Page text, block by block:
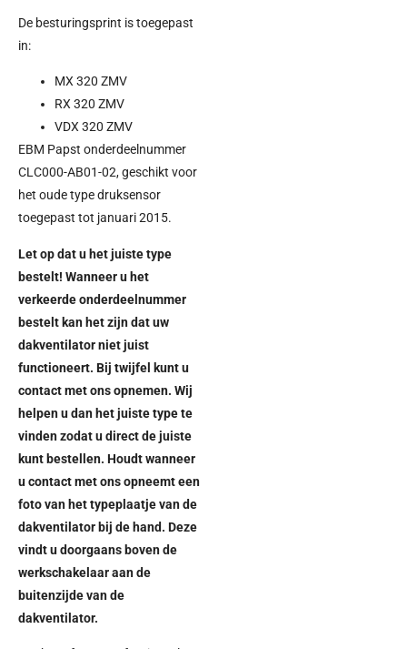
De besturingsprint is toegepast
in:
MX 320 ZMV
RX 320 ZMV
VDX 320 ZMV
EBM Papst onderdeelnummer
CLC000-AB01-02, geschikt voor
het oude type druksensor
toegepast tot januari 2015.
Let op dat u het juiste type
bestelt! Wanneer u het
verkeerde onderdeelnummer
bestelt kan het zijn dat uw
dakventilator niet juist
functioneert. Bij twijfel kunt u
contact met ons opnemen. Wij
helpen u dan het juiste type te
vinden zodat u direct de juiste
kunt bestellen. Houdt wanneer
u contact met ons opneemt een
foto van het typeplaatje van de
dakventilator bij de hand. Deze
vindt u doorgaans boven de
werkschakelaar aan de
buitenzijde van de
dakventilator.